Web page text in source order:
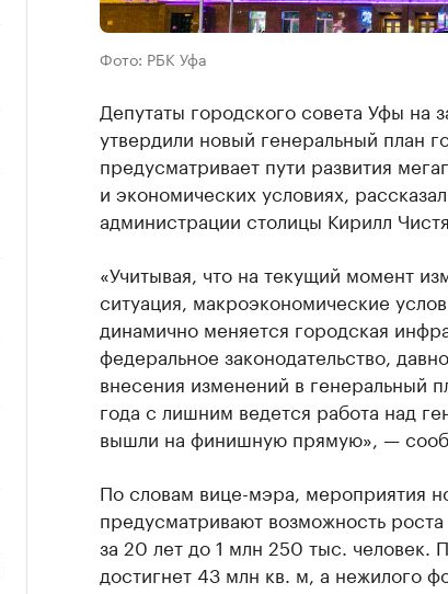
Фото: РБК Уфа
Депутаты городского совета Уфы на
утвердили новый генеральный план
предусматривает пути развития
и экономических условиях,
администрации столицы Кирилл
«Учитывая, что на текущий момент
ситуация, макроэкономические
динамично меняется городская
федеральное законодательство,
внесения изменений в генеральный
года с лишним ведется работа над
вышли на финишную прямую», —
По словам вице-мэра, мероприятия
предусматривают возможность
за 20 лет до 1 млн 250 тыс. человек.
достигнет 43 млн кв. м, а нежилого